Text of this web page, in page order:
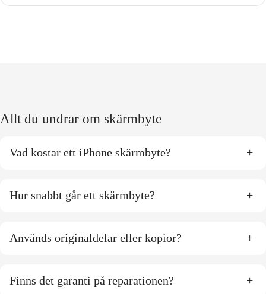
Allt du undrar om skärmbyte
Vad kostar ett iPhone skärmbyte? +
Hur snabbt går ett skärmbyte? +
Används originaldelar eller kopior? +
Finns det garanti på reparationen? +